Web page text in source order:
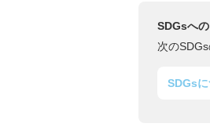
SDGsへ
次の
SDGs